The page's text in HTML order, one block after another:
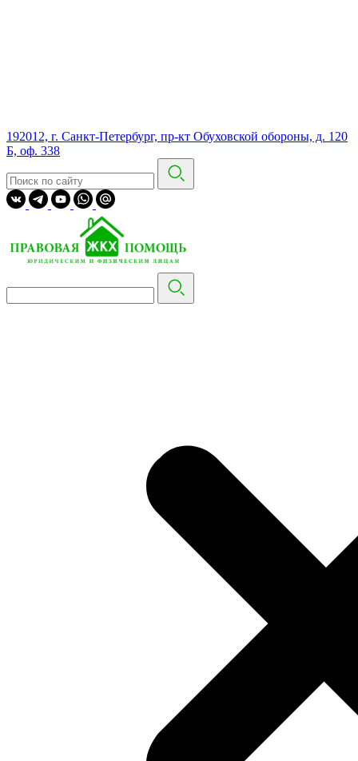
192012, г. Санкт-Петербург, пр-кт Обуховской обороны, д. 120
Б, оф. 338